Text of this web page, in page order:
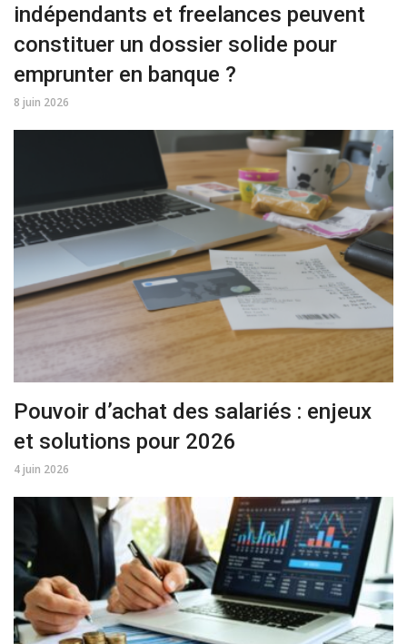
indépendants et freelances peuvent
constituer un dossier solide pour
emprunter en banque ?
8 juin 2026
Pouvoir d’achat des salariés : enjeux
et solutions pour 2026
4 juin 2026